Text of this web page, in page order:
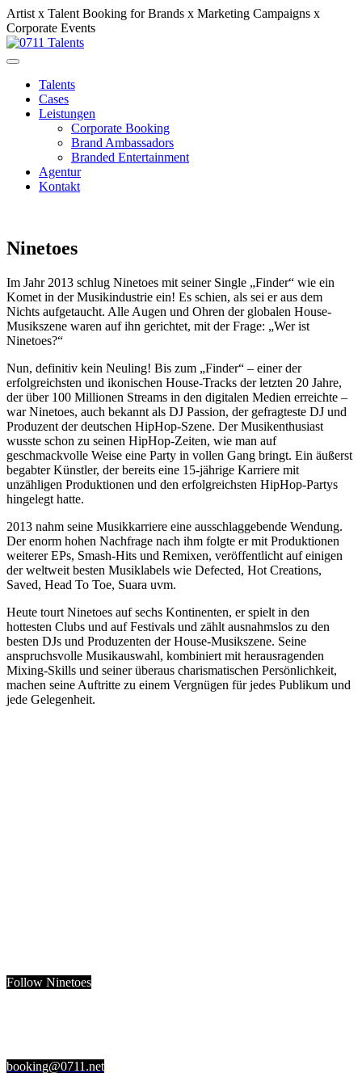
Artist x Talent Booking for Brands x Marketing Campaigns x
Corporate Events
Talents
Cases
Leistungen
Corporate Booking
Brand Ambassadors
Branded Entertainment
Agentur
Kontakt
Ninetoes
Im Jahr 2013 schlug Ninetoes mit seiner Single „Finder“ wie ein
Komet in der Musikindustrie ein! Es schien, als sei er aus dem
Nichts aufgetaucht. Alle Augen und Ohren der globalen House-
Musikszene waren auf ihn gerichtet, mit der Frage: „Wer ist
Ninetoes?“
Nun, definitiv kein Neuling! Bis zum „Finder“ – einer der
erfolgreichsten und ikonischen House-Tracks der letzten 20 Jahre,
der über 100 Millionen Streams in den digitalen Medien erreichte –
war Ninetoes, auch bekannt als DJ Passion, der gefragteste DJ und
Produzent der deutschen HipHop-Szene. Der Musikenthusiast
wusste schon zu seinen HipHop-Zeiten, wie man auf
geschmackvolle Weise eine Party in vollen Gang bringt. Ein äußerst
begabter Künstler, der bereits eine 15-jährige Karriere mit
unzähligen Produktionen und den erfolgreichsten HipHop-Partys
hingelegt hatte.
2013 nahm seine Musikkarriere eine ausschlaggebende Wendung.
Der enorm hohen Nachfrage nach ihm folgte er mit Produktionen
weiterer EPs, Smash-Hits und Remixen, veröffentlicht auf einigen
der weltweit besten Musiklabels wie Defected, Hot Creations,
Saved, Head To Toe, Suara uvm.
Heute tourt Ninetoes auf sechs Kontinenten, er spielt in den
hottesten Clubs und auf Festivals und zählt ausnahmslos zu den
besten DJs und Produzenten der House-Musikszene. Seine
anspruchsvolle Musikauswahl, kombiniert mit herausragenden
Mixing-Skills und seiner überaus charismatischen Persönlichkeit,
machen seine Auftritte zu einem Vergnügen für jedes Publikum und
jede Gelegenheit.
Follow Ninetoes
booking@0711.net